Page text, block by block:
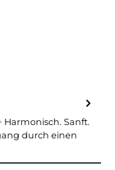
Harmonisch. Sanft.
durch einen